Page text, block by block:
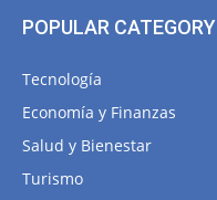
POPULAR CATEGORY
Tecnología
Economía y Finanzas
Salud y Bienestar
Turismo